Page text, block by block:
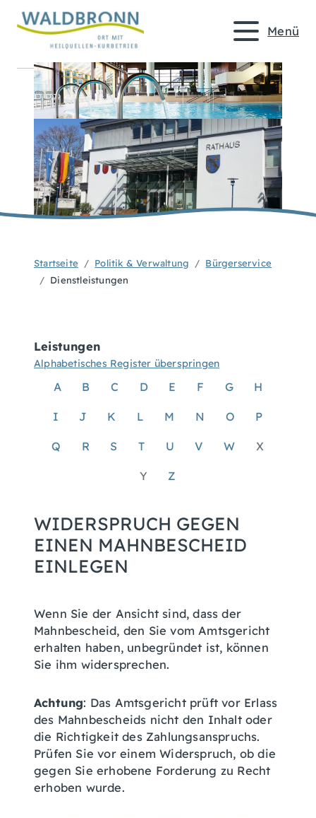
Menü
Startseite Politik & Verwaltung
Bürgerservice
Dienstleistungen
Leistungen
Alphabetisches Register überspringen
A B C D E F G H
I J K L M N O P
Q R S T U V W X
Y Z
WIDERSPRUCH GEGEN
EINEN MAHNBESCHEID
EINLEGEN
Wenn Sie der Ansicht sind, dass der
Mahnbescheid, den Sie vom Amtsgericht
erhalten haben, unbegründet ist, können
Sie ihm widersprechen.
Achtung: Das Amtsgericht prüft vor Erlass
des Mahnbescheids nicht den Inhalt oder
die Richtigkeit des Zahlungsanspruchs.
Prüfen Sie vor einem Widerspruch, ob die
gegen Sie erhobene Forderung zu Recht
erhoben wurde.